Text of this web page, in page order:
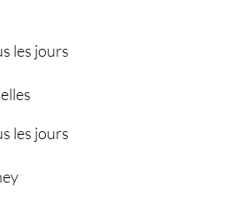
les jours
les jours